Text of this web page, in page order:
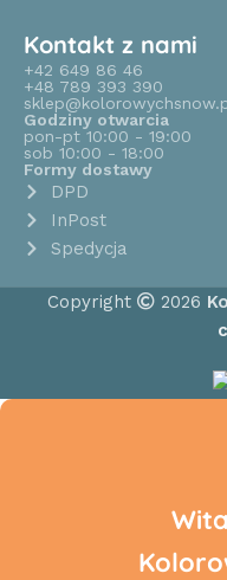
Kontakt z nami
+42 649 86 46
+48 789 393 390
Godziny otwarcia
pon-pt 10:00 - 19:00
sob 10:00 - 18:00
Formy dostawy
DPD
InPost
Spedycja
Copyright 2026